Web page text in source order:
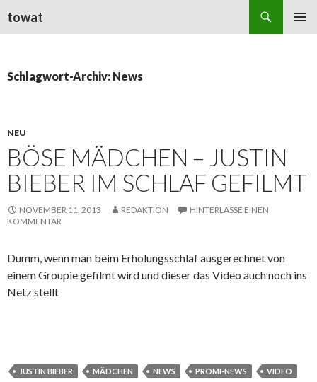
towat
Schlagwort-Archiv: News
NEU
BÖSE MÄDCHEN – JUSTIN
BIEBER IM SCHLAF GEFILMT
NOVEMBER 11, 2013 REDAKTION
HINTERLASSE EINEN
KOMMENTAR
Dumm, wenn man beim Erholungsschlaf ausgerechnet von
einem Groupie gefilmt wird und dieser das Video auch noch ins
Netz stellt
JUSTIN BIEBER MÄDCHEN NEWS PROMI-NEWS VIDEO